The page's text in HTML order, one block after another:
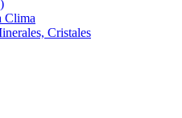
Clima
Cristales